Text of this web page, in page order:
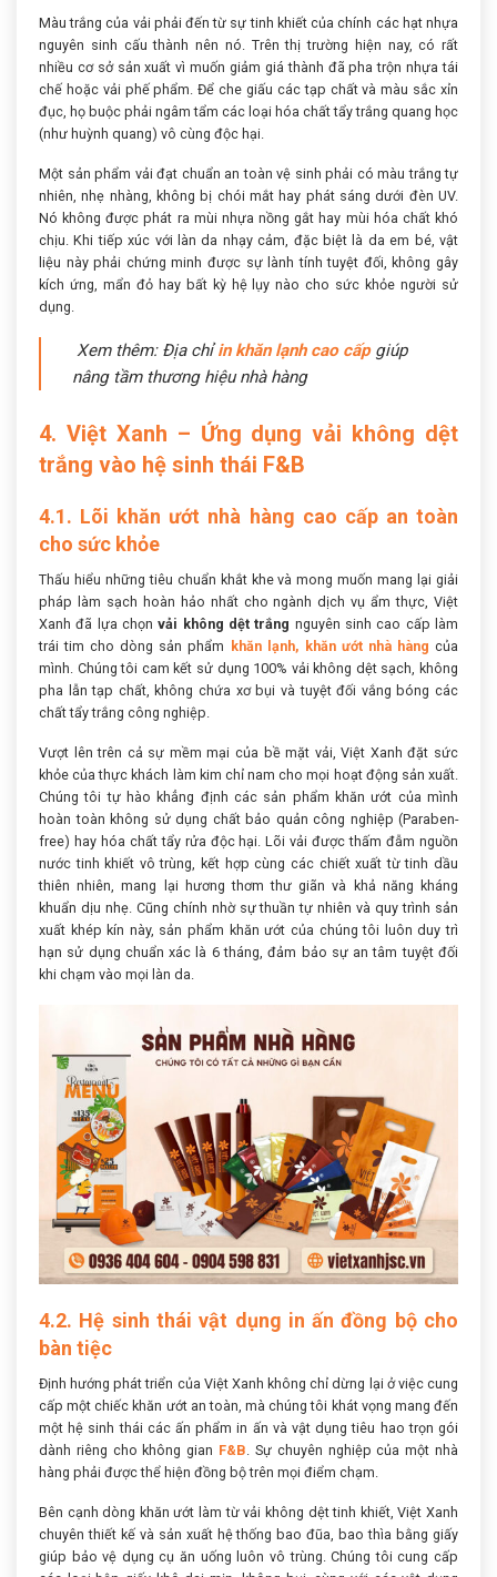
Màu trắng của vải phải đến từ sự tinh khiết của chính các hạt nhựa
nguyên sinh cấu thành nên nó. Trên thị trường hiện nay, có rất
nhiều cơ sở sản xuất vì muốn giảm giá thành đã pha trộn nhựa tái
chế hoặc vải phế phẩm. Để che giấu các tạp chất và màu sắc xỉn
đục, họ buộc phải ngâm tẩm các loại hóa chất tẩy trắng quang học
(như huỳnh quang) vô cùng độc hại.
Một sản phẩm vải đạt chuẩn an toàn vệ sinh phải có màu trắng tự
nhiên, nhẹ nhàng, không bị chói mắt hay phát sáng dưới đèn UV.
Nó không được phát ra mùi nhựa nồng gắt hay mùi hóa chất khó
chịu. Khi tiếp xúc với làn da nhạy cảm, đặc biệt là da em bé, vật
liệu này phải chứng minh được sự lành tính tuyệt đối, không gây
kích ứng, mẩn đỏ hay bất kỳ hệ lụy nào cho sức khỏe người sử
dụng.
Xem thêm: Địa chỉin khăn lạnh cao cấpgiúp
nâng tầm thương hiệu nhà hàng
4. Việt Xanh – Ứng dụng vải không dệt
trắng vào hệ sinh thái F&B
4.1. Lõi khăn ướt nhà hàng cao cấp an toàn
cho sức khỏe
Thấu hiểu những tiêu chuẩn khắt khe và mong muốn mang lại giải
pháp làm sạch hoàn hảo nhất cho ngành dịch vụ ẩm thực, Việt
Xanh đã lựa chọnvải không dệt trắng nguyên sinh cao cấp làm
trái tim cho dòng sản phẩm khăn lạnh, khăn ướt nhà hàng của
mình. Chúng tôi cam kết sử dụng 100% vải không dệt sạch, không
pha lẫn tạp chất, không chứa xơ bụi và tuyệt đối vắng bóng các
chất tẩy trắng công nghiệp.
Vượt lên trên cả sự mềm mại của bề mặt vải, Việt Xanh đặt sức
khỏe của thực khách làm kim chỉ nam cho mọi hoạt động sản xuất.
Chúng tôi tự hào khẳng định các sản phẩm khăn ướt của mình
hoàn toàn không sử dụng chất bảo quản công nghiệp (Paraben-
free) hay hóa chất tẩy rửa độc hại. Lõi vải được thấm đẫm nguồn
nước tinh khiết vô trùng, kết hợp cùng các chiết xuất từ tinh dầu
thiên nhiên, mang lại hương thơm thư giãn và khả năng kháng
khuẩn dịu nhẹ. Cũng chính nhờ sự thuần tự nhiên và quy trình sản
xuất khép kín này, sản phẩm khăn ướt của chúng tôi luôn duy trì
hạn sử dụng chuẩn xác là 6 tháng, đảm bảo sự an tâm tuyệt đối
khi chạm vào mọi làn da.
4.2. Hệ sinh thái vật dụng in ấn đồng bộ cho
bàn tiệc
Định hướng phát triển của Việt Xanh không chỉ dừng lại ở việc cung
cấp một chiếc khăn ướt an toàn, mà chúng tôi khát vọng mang đến
một hệ sinh thái các ấn phẩm in ấn và vật dụng tiêu hao trọn gói
dành riêng cho không gian F&B . Sự chuyên nghiệp của một nhà
hàng phải được thể hiện đồng bộ trên mọi điểm chạm.
Bên cạnh dòng khăn ướt làm từ vải không dệt tinh khiết, Việt Xanh
chuyên thiết kế và sản xuất hệ thống bao đũa, bao thìa bằng giấy
giúp bảo vệ dụng cụ ăn uống luôn vô trùng. Chúng tôi cung cấp